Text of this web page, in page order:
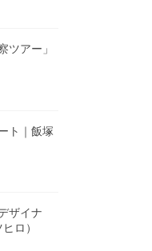
ツアー」
ト｜飯塚
ザイナ
ロ）